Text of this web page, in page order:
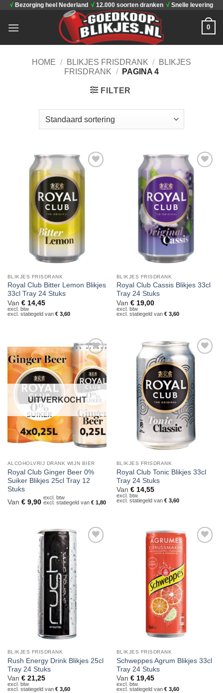
inhoud
√ Bezorging heel Nederland √ 12.000 soorten dranken √ Snelle levering
0
HOME / BLIKJES FRISDRANK /
BLIKJES
FRISDRANK / PAGINA 4
FILTER
Toevoegen
verlanglijst
BLIKJES FRISDRANK
Royal Club Bitter Lemon Blikjes
33cl Tray 24 Stuks
Van €14,45
excl. btw
excl. statiegeld van €3,60
Toevoegen
aan
verlanglijst
BLIKJES FRISDRANK
Royal Club Cassis Blikjes 33cl
Tray 24 Stuks
Van €19,00
excl. btw
excl. statiegeld van €3,60
Toevoegen
aan
verlanglijst
UITVERKOCHT
ALCOHOLVRIJ DRANK WIJN BIER
Royal Club Ginger Beer 0%
Suiker Blikjes 25cl Tray 12
Stuks
Van €9,90
excl. btw
excl. statiegeld van €1,80
Toevoegen
verlanglijst
BLIKJES FRISDRANK
Royal Club Tonic Blikjes 33cl
Tray 24 Stuks
Van €14,55
excl. btw
excl. statiegeld van €3,60
Toevoegen
verlanglijst
BLIKJES FRISDRANK
Rush Energy Drink Blikjes 25cl
Tray 24 Stuks
Van €21,25
excl. btw
excl. statiegeld van €3,60
Toevoegen
verlanglijst
BLIKJES FRISDRANK
Schweppes Agrum Blikjes 33cl
Tray 24 Stuks
Van €19,45
excl. btw
excl. statiegeld van €3,60